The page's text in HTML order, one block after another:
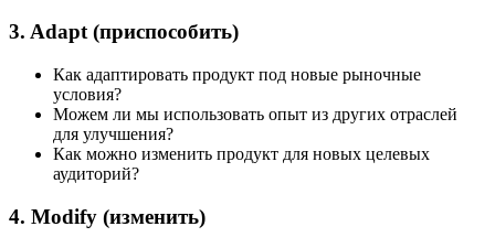
3. Adapt (приспособить)
Как адаптировать продукт под новые рыночные
условия?
Можем ли мы использовать опыт из других отраслей
для улучшения?
Как можно изменить продукт для новых целевых
аудиторий?
4. Modify (изменить)